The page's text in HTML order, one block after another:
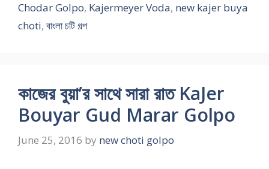
Chodar Golpo, Kajermeyer Voda, new kajer buya
choti, বাংলা চটি গল্প
কাজের বুয়া’র সাথে সারা রাত KaJer
Bouyar Gud Marar Golpo
June 25, 2016 by new choti golpo